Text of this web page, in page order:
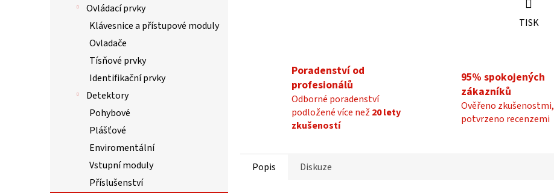
Ovládací prvky
Klávesnice a přístupové moduly
Ovladače
Tísňové prvky
Identifikační prvky
Detektory
Pohybové
Plášťové
Enviromentální
Vstupní moduly
Příslušenství
TISK
Poradenství od
profesionálů
Odborné poradenství
podložené více než 20 lety
zkušeností
95% spokojených
zákazníků
Ověřeno zkušenostmi,
potvrzeno recenzemi
Popis Diskuze